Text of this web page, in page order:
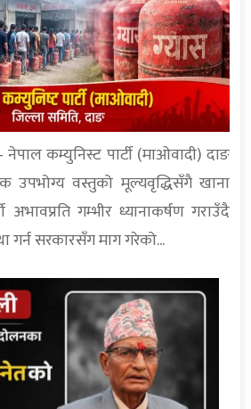
कम्युनिस्ट पार्टी (माओवादी) दाङ
उपभोग्य वस्तुको मूल्यवृद्धिसँगै खाना
गम्भीर ध्यानाकर्षण गराउँदै
गर्न सरकारसँग माग गरेको...